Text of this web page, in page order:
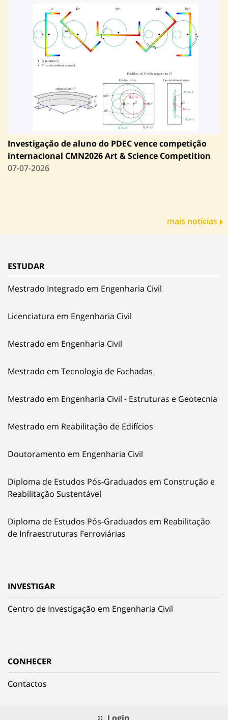
Investigação de aluno do PDEC vence competição
internacional CMN2026 Art & Science Competition
07-07-2026
mais notícias
ESTUDAR
Mestrado Integrado em Engenharia Civil
Licenciatura em Engenharia Civil
Mestrado em Engenharia Civil
Mestrado em Tecnologia de Fachadas
Mestrado em Engenharia Civil - Estruturas e Geotecnia
Mestrado em Reabilitação de Edifícios
Doutoramento em Engenharia Civil
Diploma de Estudos Pós-Graduados em Construção e
Reabilitação Sustentável
Diploma de Estudos Pós-Graduados em Reabilitação
de Infraestruturas Ferroviárias
INVESTIGAR
Centro de Investigação em Engenharia Civil
CONHECER
Contactos